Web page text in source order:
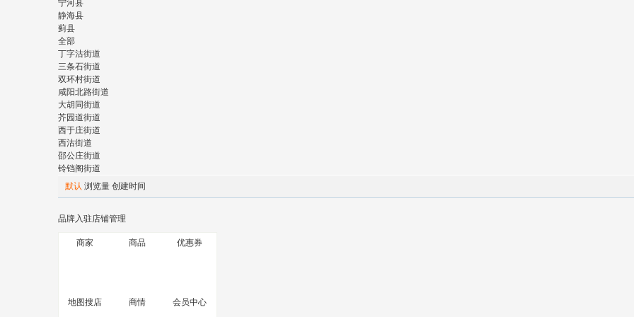
宁河县
静海县
蓟县
全部
丁字沽街道
三条石街道
双环村街道
咸阳北路街道
大胡同街道
芥园道街道
西于庄街道
西沽街道
邵公庄街道
铃铛阁街道
默认 浏览量 创建时间
品牌入驻店铺管理
商家 商品 优惠券
地图搜店 商情 会员中心